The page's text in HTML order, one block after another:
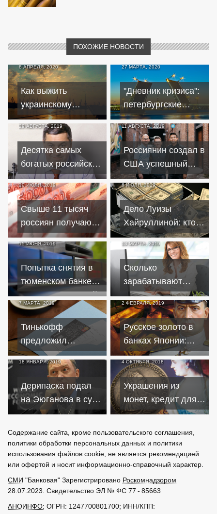
ПОХОЖИЕ НОВОСТИ
8 АПРЕЛЯ, 2020
Как выжить
украинскому
бизнесу в условиях
кризиса и пандемии
27 МАРТА, 2020
"Дневник кризиса":
петербургские
бизнесмены о
работе в нынешних
реалиях
29 АВГУСТА, 2019
Десятка самых
богатых российских
кланов
11 АВГУСТА, 2019
Россиянин создал в
США успешный
бизнес на
конструкторе для
сайтов
20 ИЮЛЯ, 2019
Свыше 11 тысяч
россиян получают
зарплату более
миллиона рублей
6 ИЮЛЯ, 2019
Дело Луизы
Хайруллиной: кто
еще прославился
крупными кражами
из банков
15 ИЮНЯ, 2019
Попытка снятия в
тюменском банке
миллионов рублей
обернулась
вызовом силовиков
13 МАРТА, 2019
Сколько
зарабатывают
первые леди
Северного Кавказа
7 МАРТА, 2019
Тинькофф
предложил
региональным
клиентам приехать
в Москву для
разблокировки
счетов
2 ФЕВРАЛЯ, 2019
Русское золото в
банках Японии:
история ограбления
Сибири
18 ЯНВАРЯ, 2019
Дерипаска подал
на Эюганова в суд
за слова об афере
4 ОКТЯБРЯ, 2018
Украшения из
монет, кредит для
Соломона и могила
Содержание сайта, кроме пользовательского соглашения,
политики обработки персональных данных и политики
использования файлов cookie, не является рекомендацией
или офертой и носит информационно-справочный характер.
СМИ "Банковая" Зарегистрировано Роскомнадзором
28.07.2023. Свидетельство ЭЛ № ФС 77 - 85663
АНОИНФО; ОГРН: 1247700801700; ИНН/КПП: